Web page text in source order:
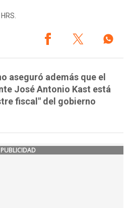
aseguró además que el
José Antonio Kast está
fiscal" del gobierno
PUBLICIDAD